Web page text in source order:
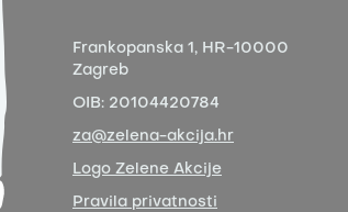
Frankopanska 1, HR-10000
Zagreb
OIB: 20104420784
za@zelena-akcija.hr
Logo Zelene Akcije
Pravila privatnosti